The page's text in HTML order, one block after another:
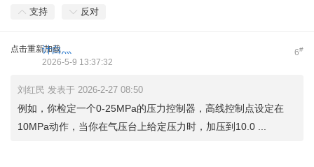
支持 反对
点击重新加载 6#
计白灬
2026-5-9 13:37:32
刘红民 发表于 2026-2-27 08:50
例如，你检定一个0-25MPa的压力控制器，高线控制点设定在
10MPa动作，当你在气压台上给定压力时，加压到10.0 ...